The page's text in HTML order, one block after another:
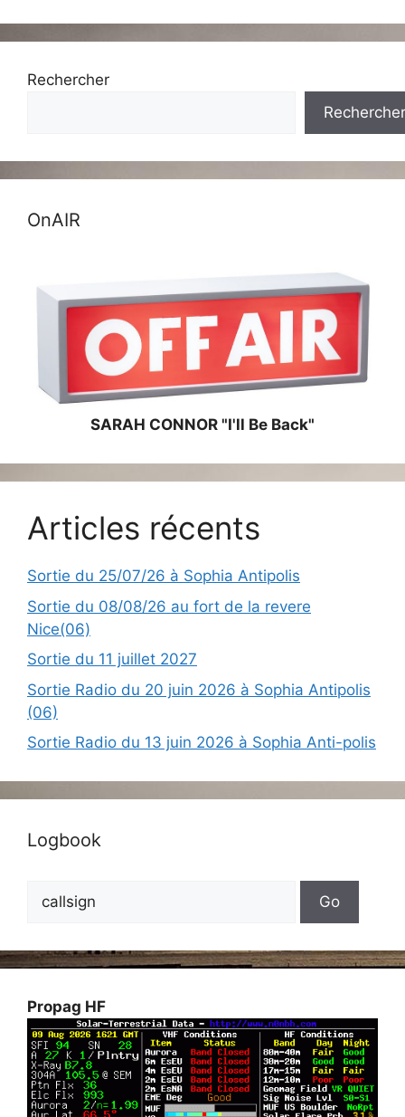
Rechercher
Rechercher
OnAIR
SARAH CONNOR "I'll Be Back"
Articles récents
Sortie du 25/07/26 à Sophia Antipolis
Sortie du 08/08/26 au fort de la revere
Nice(06)
Sortie du 11 juillet 2027
Sortie Radio du 20 juin 2026 à Sophia Antipolis
(06)
Sortie Radio du 13 juin 2026 à Sophia Anti-polis
Logbook
Propag HF